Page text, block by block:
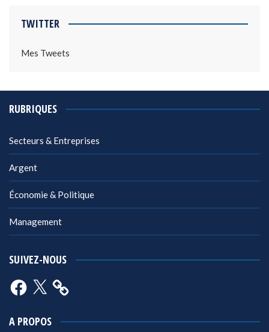
TWITTER
Mes Tweets
RUBRIQUES
Secteurs & Entreprises
Argent
Économie & Politique
Management
SUIVEZ-NOUS
Facebook
X
A PROPOS